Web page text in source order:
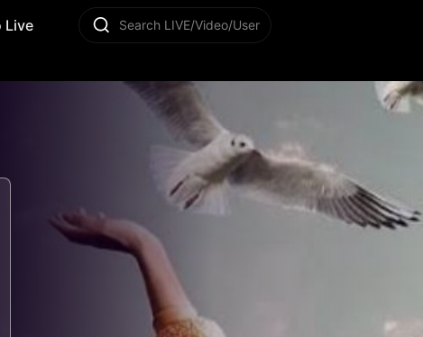
Live Search LIVE/Video/User